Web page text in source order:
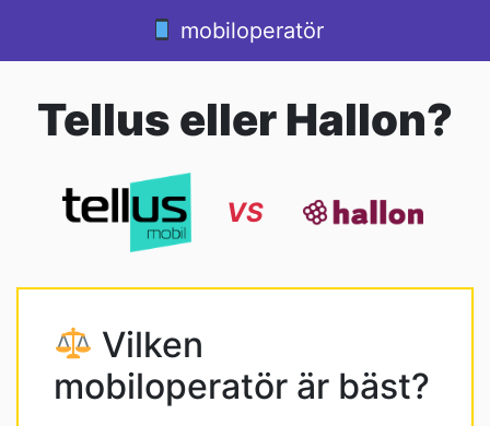
Huvudnavigering
mobiloperatör
Tellus eller Hallon?
VS
Vilken
mobiloperatör är bäst?